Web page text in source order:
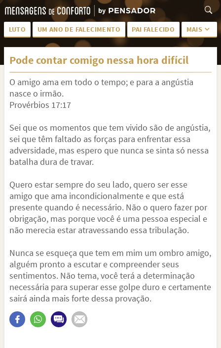
LUTO UM ANO DE FALECIMENTO PAI FALECIDO MAIS
LUTO PARA AMIGA PALAVRAS
PÊSAMES PARA AMIGA DESCANSE EM PAZ
MEUS SENTIMENTOS
TODAS AS CATEGORIAS
Pode contar comigo nessa hora difícil
O amigo ama em todo o tempo; e para a angústia
nasce o irmão.
Provérbios 17:17
Sei que os momentos que tem vivido são de angústia,
sei que têm faltado as forças para enfrentar essa
adversidade, mas espero que nunca se sinta só nessa
batalha dura de travar.
Quero estar sempre do seu lado, quero ser esse
amigo que ama incondicionalmente e que está
presente quando é necessário. Não o quero fazer por
obrigação, mas porque você é uma pessoa especial e
não merecia estar atravessando essa tribulação.
Nunca se esqueça que tem em mim um ombro amigo,
alguém pronto a escutar e compreender seus
sentimentos. Não tema, você terá a determinação
necessária para superar esse golpe duro e certamente
sairá ainda mais forte dessa provação.